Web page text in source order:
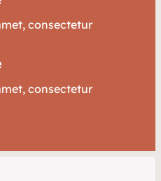
consectetur
consectetur